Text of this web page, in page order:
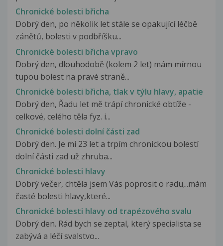
Chronické bolesti břicha
Dobrý den, po několik let stále se opakující léčbě
zánětů, bolesti v podbříšku...
Chronické bolesti břicha vpravo
Dobrý den, dlouhodobě (kolem 2 let) mám mírnou
tupou bolest na pravé straně...
Chronické bolesti břicha, tlak v týlu hlavy, apatie
Dobrý den, Řadu let mě trápí chronické obtíže -
celkové, celého těla fyz. i...
Chronické bolesti dolní části zad
Dobrý den. Je mi 23 let a trpím chronickou bolestí
dolní části zad už zhruba...
Chronické bolesti hlavy
Dobrý večer, chtěla jsem Vás poprosit o radu,..mám
časté bolesti hlavy,které...
Chronické bolesti hlavy od trapézového svalu
Dobrý den. Rád bych se zeptal, který specialista se
zabývá a léčí svalstvo...